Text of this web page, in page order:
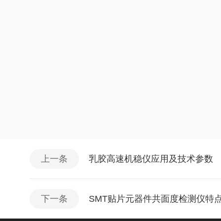
上一条 乳胶高速机稳仪应用及技术参数
下一条 SMT贴片元器件共面度检测仪特